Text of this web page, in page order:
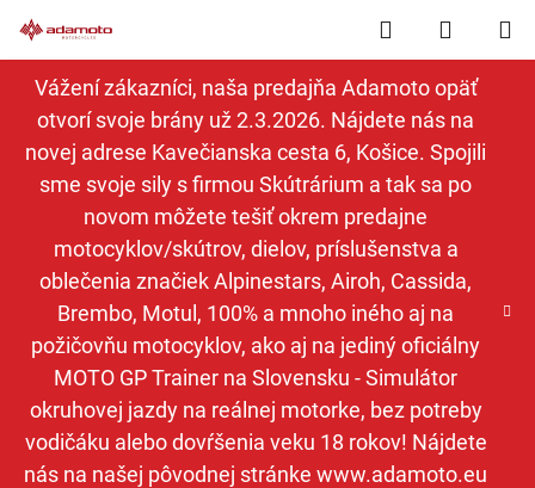
na
obsah
Vážení zákazníci, naša predajňa Adamoto opäť
otvorí svoje brány už 2.3.2026. Nájdete nás na
novej adrese Kavečianska cesta 6, Košice. Spojili
sme svoje sily s firmou Skútrárium a tak sa po
novom môžete tešiť okrem predajne
motocyklov/skútrov, dielov, príslušenstva a
oblečenia značiek Alpinestars, Airoh, Cassida,
Brembo, Motul, 100% a mnoho iného aj na
požičovňu motocyklov, ako aj na jediný oficiálny
MOTO GP Trainer na Slovensku - Simulátor
okruhovej jazdy na reálnej motorke, bez potreby
vodičáku alebo dovŕšenia veku 18 rokov! Nájdete
nás na našej pôvodnej stránke www.adamoto.eu
Hľadať
KOŠÍK